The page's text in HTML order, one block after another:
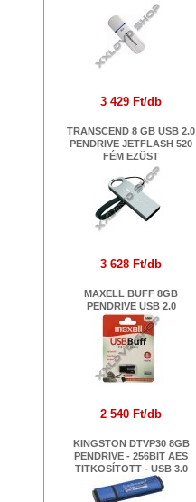
3 429 Ft/db
TRANSCEND 8 GB USB 2.0
PENDRIVE JETFLASH 520
FÉM EZÜST
3 628 Ft/db
MAXELL BUFF 8GB
PENDRIVE USB 2.0
2 540 Ft/db
KINGSTON DTVP30 8GB
PENDRIVE - 256BIT AES
TITKOSÍTOTT - USB 3.0